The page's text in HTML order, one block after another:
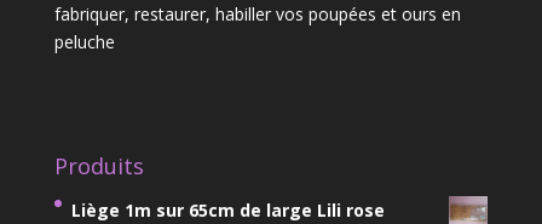
fabriquer, restaurer, habiller vos poupées et ours en
peluche
Produits
Liège 1m sur 65cm de large Lili rose